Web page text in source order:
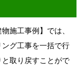
施工事例】では、
グ工事を一括で行
取り戻すことがで